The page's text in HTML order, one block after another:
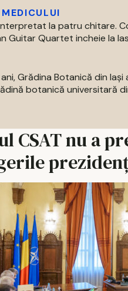
la patru chitare.
Guitar Quartet incheie la
Grădina Botanică din
botanică universitară
CSAT nu a